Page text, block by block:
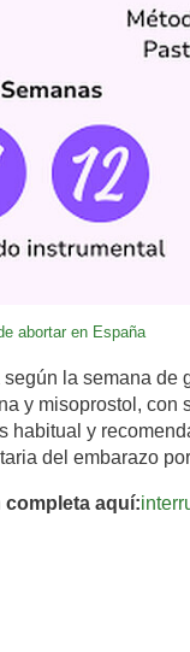
abortar en España
la semana de
y misoprostol, con
habitual y
del embarazo
completa aquí: